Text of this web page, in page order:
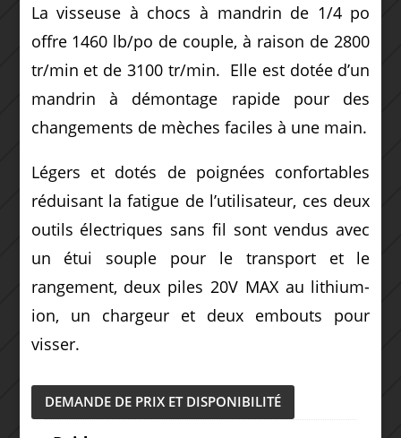
La visseuse à chocs à mandrin de 1/4 po
offre 1460 lb/po de couple, à raison de 2800
tr/min et de 3100 tr/min. Elle est dotée d’un
mandrin à démontage rapide pour des
changements de mèches faciles à une main.
Légers et dotés de poignées confortables
réduisant la fatigue de l’utilisateur, ces deux
outils électriques sans fil sont vendus avec
un étui souple pour le transport et le
rangement, deux piles 20V MAX au lithium-
ion, un chargeur et deux embouts pour
visser.
DEMANDE DE PRIX ET DISPONIBILITÉ